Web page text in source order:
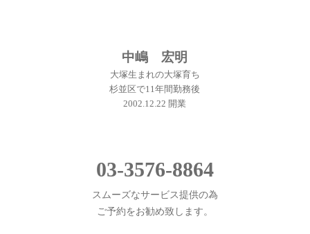
中嶋 宏明
大塚生まれの大塚育ち
杉並区で11年間勤務後
2002.12.22 開業
03-3576-8864
スムーズなサービス提供の為
ご予約をお勧め致します。